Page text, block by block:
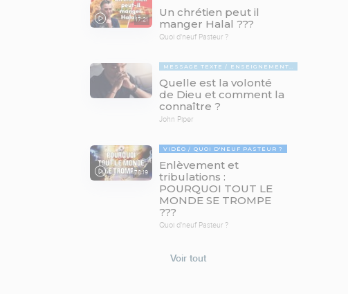
17:21
Un chrétien peut il
manger Halal ???
Quoi d'neuf Pasteur ?
MESSAGE TEXTE ENSEIGNEMENTS BIBLIQUES
Quelle est la volonté
de Dieu et comment la
connaître ?
John Piper
78:19
VIDÉO QUOI D'NEUF PASTEUR ?
Enlèvement et
tribulations :
POURQUOI TOUT LE
MONDE SE TROMPE
???
Quoi d'neuf Pasteur ?
Voir tout